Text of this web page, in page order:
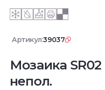
Артикул:39037
Мозаика SR02
непол.